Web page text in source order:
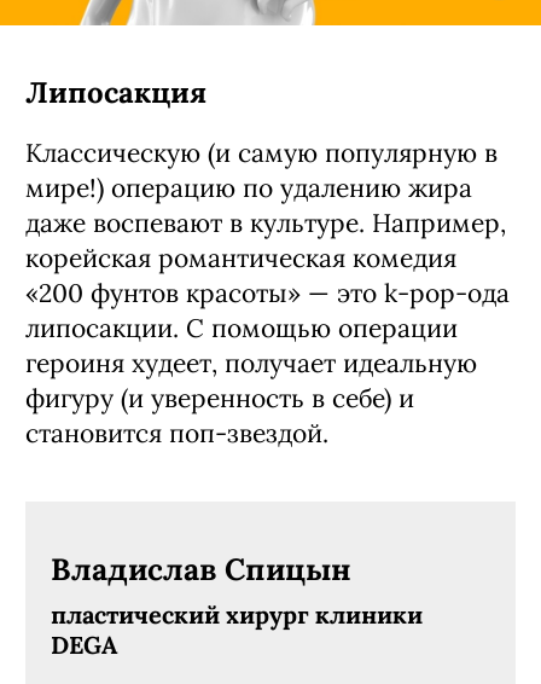
Липосакция
Классическую (и самую популярную в
мире!) операцию по удалению жира
даже воспевают в культуре. Например,
корейская романтическая комедия
«200 фунтов красоты» — это k-pop-ода
липосакции. С помощью операции
героиня худеет, получает идеальную
фигуру (и уверенность в себе) и
становится поп-звездой.
Владислав Спицын
пластический хирург клиники
DEGA